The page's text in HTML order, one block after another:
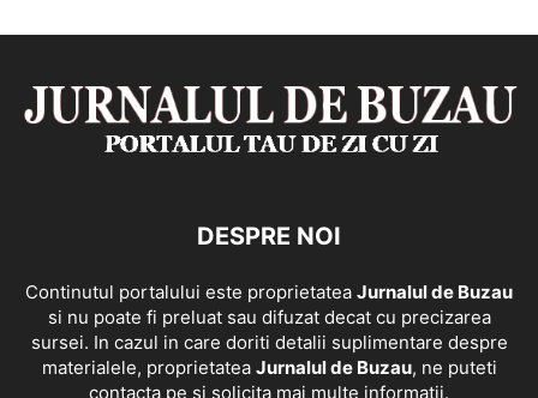
DESPRE NOI
Continutul portalului este proprietatea Jurnalul de Buzau
si nu poate fi preluat sau difuzat decat cu precizarea
sursei. In cazul in care doriti detalii suplimentare despre
materialele, proprietatea Jurnalul de Buzau, ne puteti
contacta pe si solicita mai multe informatii.